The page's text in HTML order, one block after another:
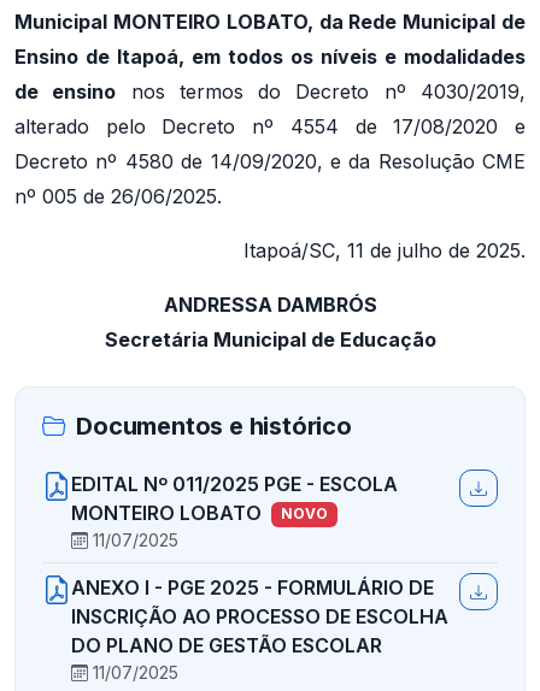
Municipal MONTEIRO LOBATO, da Rede Municipal de
Ensino de Itapoá, em todos os níveis e modalidades
de ensino nos termos do Decreto nº 4030/2019,
alterado pelo Decreto nº 4554 de 17/08/2020 e
Decreto nº 4580 de 14/09/2020, e da Resolução CME
nº 005 de 26/06/2025.
Itapoá/SC, 11 de julho de 2025.
ANDRESSA DAMBRÓS
Secretária Municipal de Educação
Documentos e histórico
EDITAL Nº 011/2025 PGE - ESCOLA
MONTEIRO LOBATO
NOVO
11/07/2025
ANEXO I - PGE 2025 - FORMULÁRIO DE
INSCRIÇÃO AO PROCESSO DE ESCOLHA
DO PLANO DE GESTÃO ESCOLAR
11/07/2025